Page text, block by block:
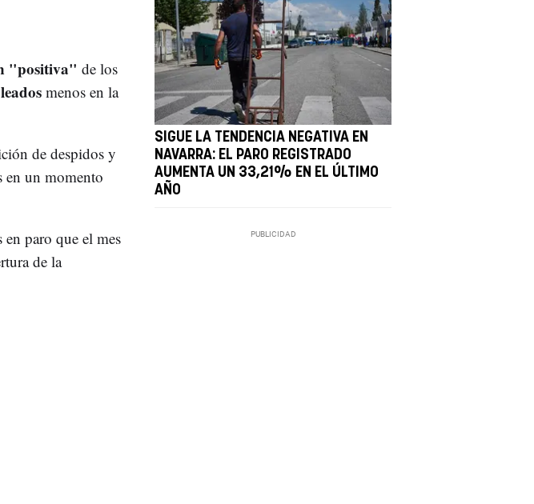
"positiva" de los
menos en la
de despidos y
en un momento
paro que el mes
de la
SIGUE LA TENDENCIA NEGATIVA EN
NAVARRA: EL PARO REGISTRADO
AUMENTA UN 33,21% EN EL ÚLTIMO
AÑO